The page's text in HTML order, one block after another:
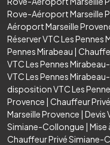
Rove-Aéroport Marseille
Aéroport Marseille
Réserver VTC Les Pennes
Pennes Mirabeau |
VTC Les Pennes
VTC Les Pennes
disposition VTC Les
Provence | Chauffeur
Marseille Provence | Devis
Simiane-Collongue |
Chauffeur Privé Simiane-